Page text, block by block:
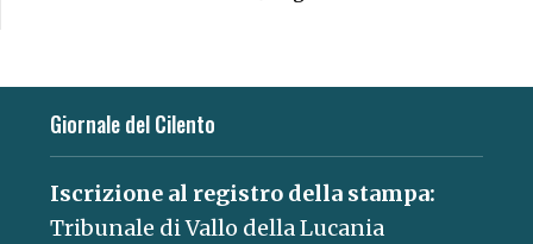
Giornale del Cilento
Iscrizione al registro della stampa:
Tribunale di Vallo della Lucania